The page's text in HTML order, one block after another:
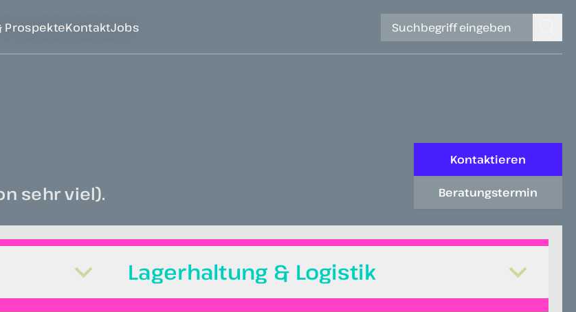
ProspekteKontaktJobs
sehr viel).
Kontaktieren
Beratungstermin
Lagerhaltung & Logistik